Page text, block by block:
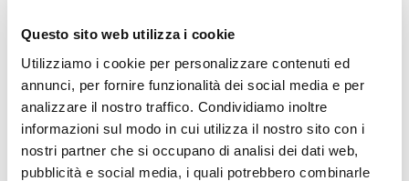
Questo sito web utilizza i cookie
Utilizziamo i cookie per personalizzare contenuti ed
annunci, per fornire funzionalità dei social media e per
analizzare il nostro traffico. Condividiamo inoltre
informazioni sul modo in cui utilizza il nostro sito con i
nostri partner che si occupano di analisi dei dati web,
pubblicità e social media, i quali potrebbero combinarle
Cosa sono le buste a sacco e
quando servono
CONSIGLI PRATICI
Scopri cosa sono le buste a sacco e quando utilizzarle, ideali per
spedizioni di documenti voluminosi e materiali pubblicitari grazie
alla loro resistenza e capacità.